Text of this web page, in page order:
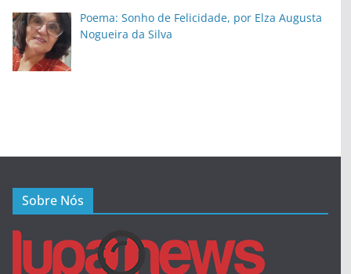
Poema: Sonho de Felicidade, por Elza Augusta
Nogueira da Silva
Sobre Nós